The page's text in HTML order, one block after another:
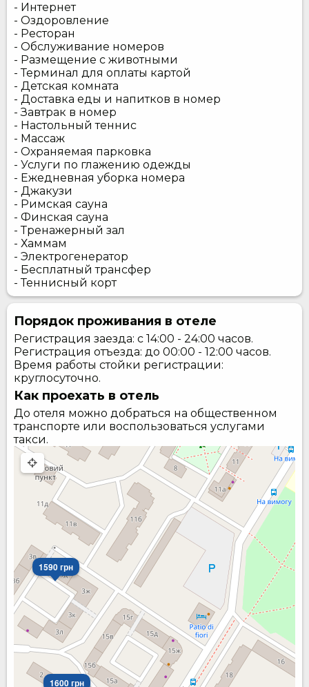
- Интернет
- Оздоровление
- Ресторан
- Обслуживание номеров
- Размещение с животными
- Терминал для оплаты картой
- Детская комната
- Доставка еды и напитков в номер
- Завтрак в номер
- Настольный теннис
- Массаж
- Охраняемая парковка
- Услуги по глажению одежды
- Ежедневная уборка номера
- Джакузи
- Римская сауна
- Финская сауна
- Тренажерный зал
- Хаммам
- Электрогенератор
- Бесплатный трансфер
- Теннисный корт
Порядок проживания в отеле
Регистрация заезда: с 14:00 - 24:00 часов.
Регистрация отъезда: до 00:00 - 12:00 часов.
Время работы стойки регистрации:
круглосуточно.
Как проехать в отель
До отеля можно добраться на общественном
транспорте или воспользоваться услугами
такси.
1600 грн
1590 грн